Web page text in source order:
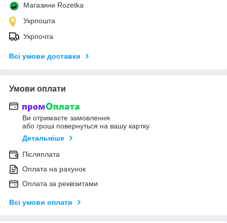
Магазини Rozetka
Укрпошта
Укрпочта
Всі умови доставки
Умови оплати
Ви отримаєте замовлення
або гроші повернуться на вашу картку
Детальніше
Післяплата
Оплата на рахунок
Оплата за реквізитами
Всі умови оплати